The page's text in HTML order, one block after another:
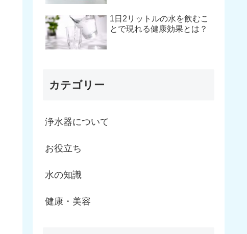
1日2リットルの水を飲むこ
とで現れる健康効果とは？
カテゴリー
浄水器について
お役立ち
水の知識
健康・美容